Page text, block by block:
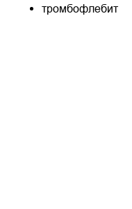
тромбофлебит